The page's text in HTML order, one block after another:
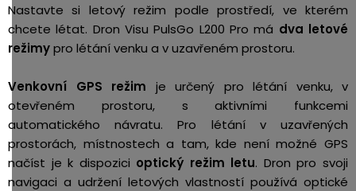
Nastavte si letový režim podle prostředí, ve kterém
chcete létat. Dron Visu PulsGo L200 Pro má dva letové
režimypro létání venku a v uzavřeném prostoru.
Venkovní GPS režim je určený pro létání venku, v
otevřeném prostoru, s aktivními funkcemi
automatického návratu. Pro létání v uzavřených
prostorách, místnostech a tam, kde není možné GPS
načíst je k dispozici optický režim letu. Dron pro svoji
navigaci a udržení letových vlastností používá optické